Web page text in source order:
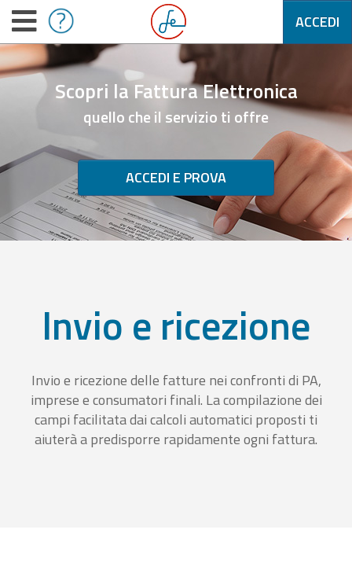
ACCEDI
Scopri la Fattura Elettronica
quello che il servizio ti offre
ACCEDI E PROVA
Invio e ricezione
Invio e ricezione delle fatture nei confronti di PA,
imprese e consumatori finali. La compilazione dei
campi facilitata dai calcoli automatici proposti ti
aiuterà a predisporre rapidamente ogni fattura.